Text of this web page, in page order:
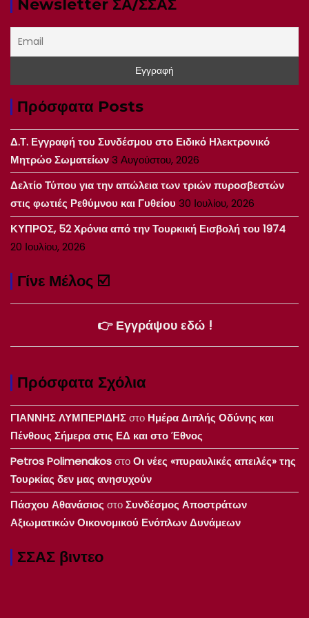
Newsletter ΣΑ/ΣΣΑΣ
Πρόσφατα Posts
Δ.Τ. Εγγραφή του Συνδέσμου στο Ειδικό Ηλεκτρονικό
Μητρώο Σωματείων3 Αυγούστου, 2026
Δελτίο Τύπου για την απώλεια των τριών πυροσβεστών
στις φωτιές Ρεθύμνου και Γυθείου 30 Ιουλίου, 2026
ΚΥΠΡΟΣ, 52 Χρόνια από την Τουρκική Εισβολή του 1974
20 Ιουλίου, 2026
Γίνε Μέλος ☑️
👉 Εγγράψου εδώ !
Πρόσφατα Σχόλια
ΓΙΑΝΝΗΣ ΛΥΜΠΕΡΙΔΗΣστο Ημέρα Διπλής Οδύνης και
Πένθους Σήμερα στις ΕΔ και στο Έθνος
Petros PolimenakosστοΟι νέες «πυραυλικές απειλές» της
Τουρκίας δεν μας ανησυχούν
Πάσχου Αθανάσιος στοΣυνδέσμος Αποστράτων
Αξιωματικών Οικονομικού Ενόπλων Δυνάμεων
ΣΣΑΣ βιντεο